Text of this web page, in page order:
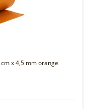
x 4,5 mm orange